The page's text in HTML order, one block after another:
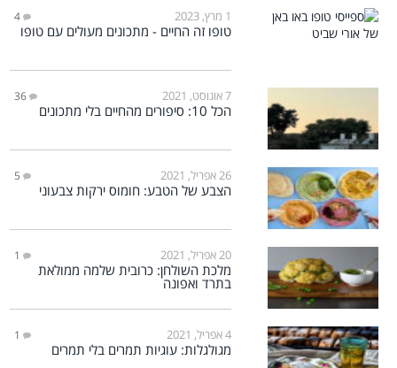
1 מרץ, 2023 4
טופו זה החיים - מתכונים מעולים עם טופו
7 אוגוסט, 2021 36
הכל 10: סיפורים מהחיים בלי מתכונים
26 אפריל, 2021 5
הצבע של הטבע: חומוס ירקות צבעוני
20 אפריל, 2021 1
מלכת השולחן: כרובית שלמה ממולאת
בתרד ואפונה
4 אפריל, 2021 1
מגולגלות: עוגיות תמרים בלי תמרים